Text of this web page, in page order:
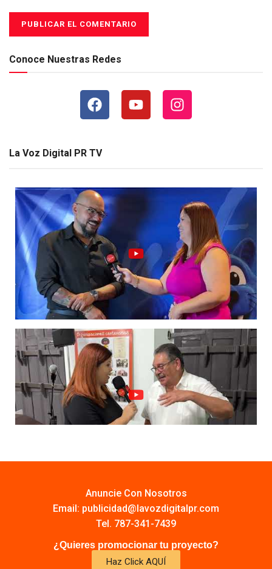
Conoce Nuestras Redes
La Voz Digital PR TV
Anuncie Con Nosotros
Email: publicidad@lavozdigitalpr.com
Tel. 787-341-7439
¿Quieres promocionar tu proyecto?
Haz Click AQUÍ